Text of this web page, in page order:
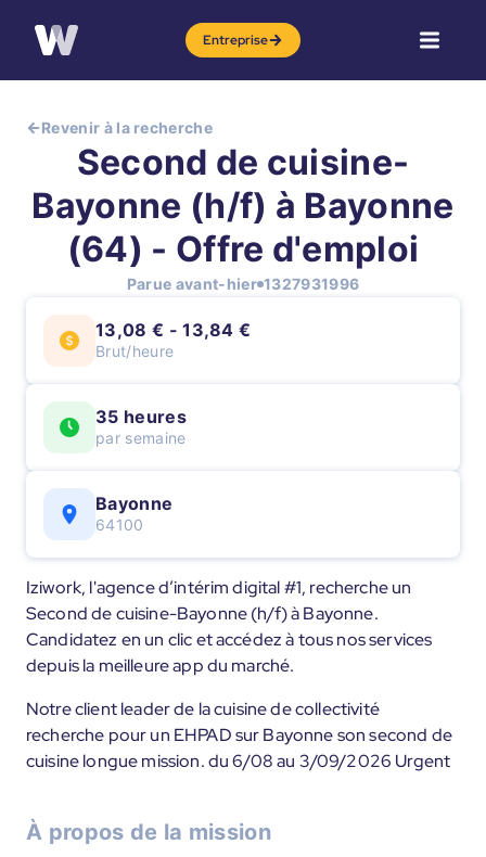
Entreprise
Revenir à la recherche
Second de cuisine-
Bayonne (h/f) à Bayonne
(64) - Offre d'emploi
Parue avant-hier 1327931996
13,08 € - 13,84 €
Brut/heure
35 heures
par semaine
Bayonne
64100
Iziwork, l'agence d’intérim digital #1, recherche un
Second de cuisine-Bayonne (h/f) à Bayonne.
Candidatez en un clic et accédez à tous nos services
depuis la meilleure app du marché.
Notre client leader de la cuisine de collectivité
recherche pour un EHPAD sur Bayonne son second de
cuisine longue mission. du 6/08 au 3/09/2026 Urgent
À propos de la mission